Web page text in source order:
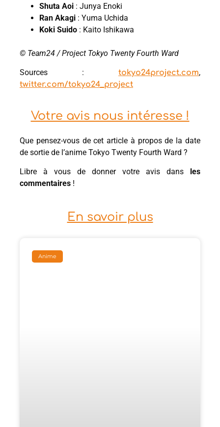
Shuta Aoi : Junya Enoki
Ran Akagi : Yuma Uchida
Koki Suido : Kaito Ishikawa
© Team24 / Project Tokyo Twenty Fourth Ward
Sources : tokyo24project.com,
twitter.com/tokyo24_project
Votre avis nous intéresse !
Que pensez-vous de cet article à propos de la date
de sortie de l’anime Tokyo Twenty Fourth Ward ?
Libre à vous de donner votre avis dans
les
commentaires !
En savoir plus
Anime